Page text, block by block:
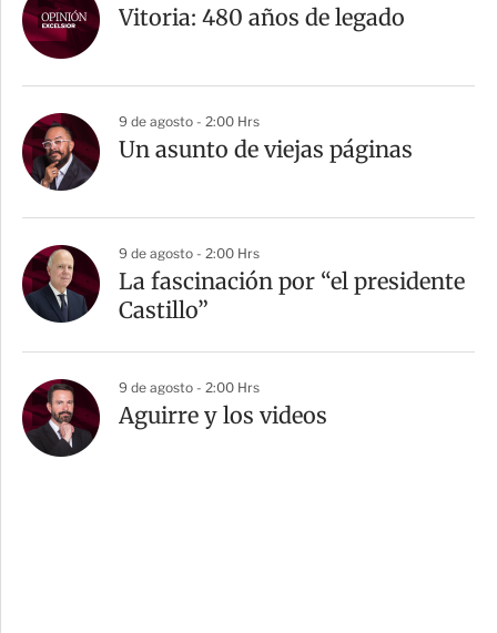
Vitoria: 480 años de legado
9 de agosto - 2:00 Hrs
Un asunto de viejas páginas
9 de agosto - 2:00 Hrs
La fascinación por “el presidente
Castillo”
9 de agosto - 2:00 Hrs
Aguirre y los videos